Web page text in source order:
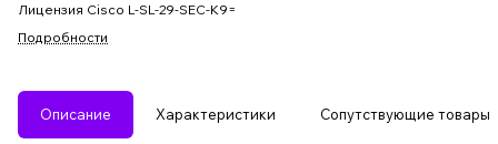
Лицензия Cisco L-SL-29-SEC-K9=
Подробности
Описание Характеристики Сопутствующие товары